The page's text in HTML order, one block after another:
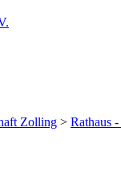
Zolling > Rathaus